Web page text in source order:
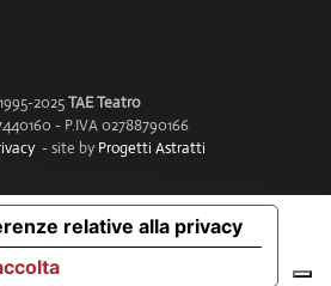
2025TAE Teatro
- P.IVA 02788790166
- site byProgetti Astratti
relative alla privacy